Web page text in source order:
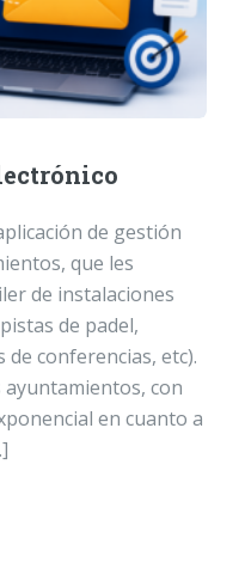
de gestión
que les
de instalaciones
de padel,
conferencias, etc).
con
en cuanto a